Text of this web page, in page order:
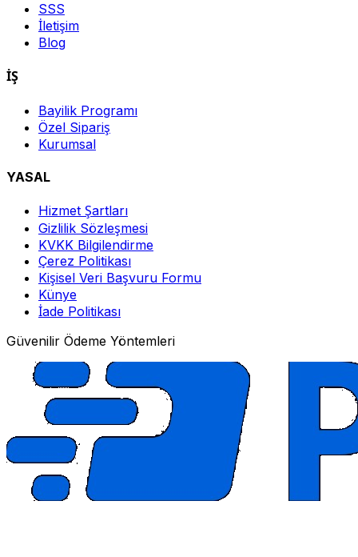
SSS
İletişim
Blog
İŞ
Bayilik Programı
Özel Sipariş
Kurumsal
YASAL
Hizmet Şartları
Gizlilik Sözleşmesi
KVKK Bilgilendirme
Çerez Politikası
Kişisel Veri Başvuru Formu
Künye
İade Politikası
Güvenilir Ödeme Yöntemleri